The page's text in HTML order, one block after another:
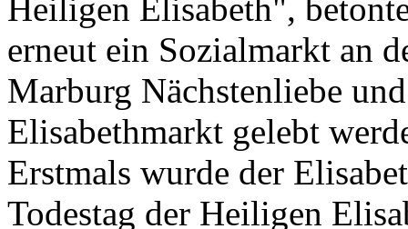
Heiligen Elisabeth",
erneut ein Sozialmarkt an
Marburg Nächstenliebe
Elisabethmarkt gelebt
Erstmals wurde der
Todestag der Heiligen